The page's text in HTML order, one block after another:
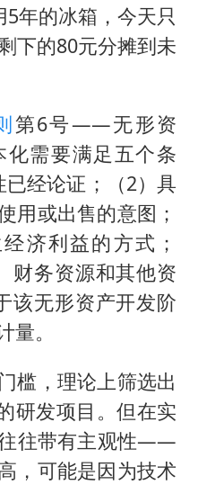
年的冰箱，今天只
下的80元分摊到未
第6号——无形资
需要满足五个条
经论证；（2）具
用或出售的意图；
济利益的方式；
财务资源和其他资
该无形资产开发阶
。
槛，理论上筛选出
研发项目。但在实
往带有主观性——
，可能是因为技术